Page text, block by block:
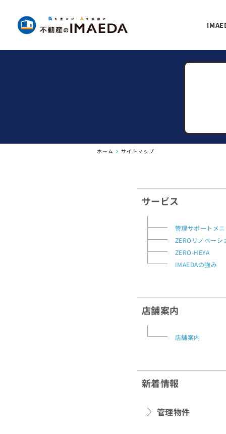
ホーム サイトマップ
サービス
管理サポートメ
ZEROリノベーシ
ZERO-HEYA
IMAEDAの強み
店舗案内
店舗案内
新着情報
管理物件